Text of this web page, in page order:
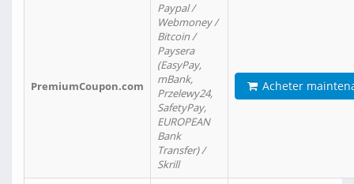
PremiumCoupon.com
Paypal /
Webmoney /
Bitcoin /
Paysera
(EasyPay,
mBank,
Przelewy24,
SafetyPay,
EUROPEAN
Bank
Transfer) /
Skrill
Acheter